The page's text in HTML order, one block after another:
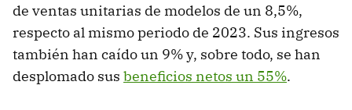
de ventas unitarias de modelos de un 8,5%,
respecto al mismo periodo de 2023. Sus ingresos
también han caído un 9% y, sobre todo, se han
desplomado sus beneficios netos un 55%.